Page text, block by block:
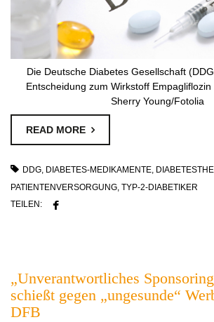
Die Deutsche Diabetes Gesellschaft
Entscheidung zum Wirkstoff
Sherry Young/Fotolia
READ MORE
DDG, DIABETES-MEDIKAMENTE,
PATIENTENVERSORGUNG, TYP-2-DIABETIKER
TEILEN:
„Unverantwortliches
schießt gegen „ungesunde“
DFB